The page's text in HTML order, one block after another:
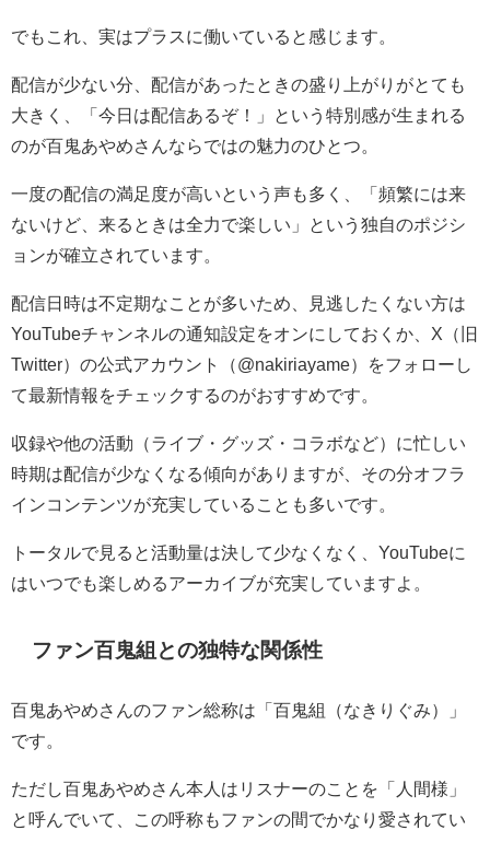
でもこれ、実はプラスに働いていると感じます。
配信が少ない分、配信があったときの盛り上がりがとても
大きく、「今日は配信あるぞ！」という特別感が生まれる
のが百鬼あやめさんならではの魅力のひとつ。
一度の配信の満足度が高いという声も多く、「頻繁には来
ないけど、来るときは全力で楽しい」という独自のポジシ
ョンが確立されています。
配信日時は不定期なことが多いため、見逃したくない方は
YouTubeチャンネルの通知設定をオンにしておくか、X（旧
Twitter）の公式アカウント（@nakiriayame）をフォローし
て最新情報をチェックするのがおすすめです。
収録や他の活動（ライブ・グッズ・コラボなど）に忙しい
時期は配信が少なくなる傾向がありますが、その分オフラ
インコンテンツが充実していることも多いです。
トータルで見ると活動量は決して少なくなく、YouTubeに
はいつでも楽しめるアーカイブが充実していますよ。
ファン百鬼組との独特な関係性
百鬼あやめさんのファン総称は「百鬼組（なきりぐみ）」
です。
ただし百鬼あやめさん本人はリスナーのことを「人間様」
と呼んでいて、この呼称もファンの間でかなり愛されてい